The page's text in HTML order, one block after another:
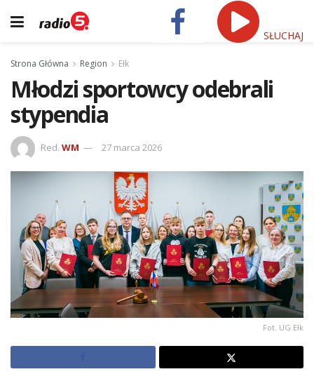
SŁUCHAJ
Strona Główna Region Ełk
Młodzi sportowcy odebrali
stypendia
Red. WM 27 marca 2026
Fot. UG Ełk